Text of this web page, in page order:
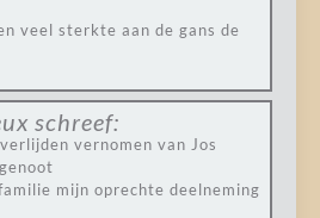
veel sterkte aan de gans de
schreef:
vernomen van Jos
mijn oprechte deelneming